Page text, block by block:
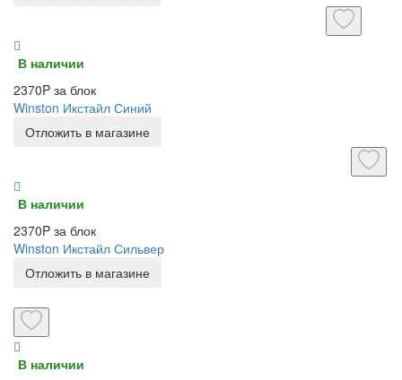
В наличии
2370P за блок
Winston Икстайл Синий
Отложить в магазине
В наличии
2370P за блок
Winston Икстайл Сильвер
Отложить в магазине
В наличии